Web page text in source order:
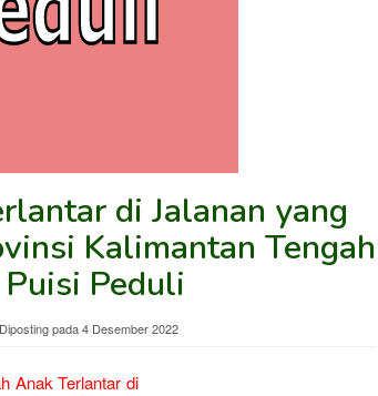
di Jalanan yang
Kalimantan Tengah
Peduli
Diposting pada4 Desember 2022